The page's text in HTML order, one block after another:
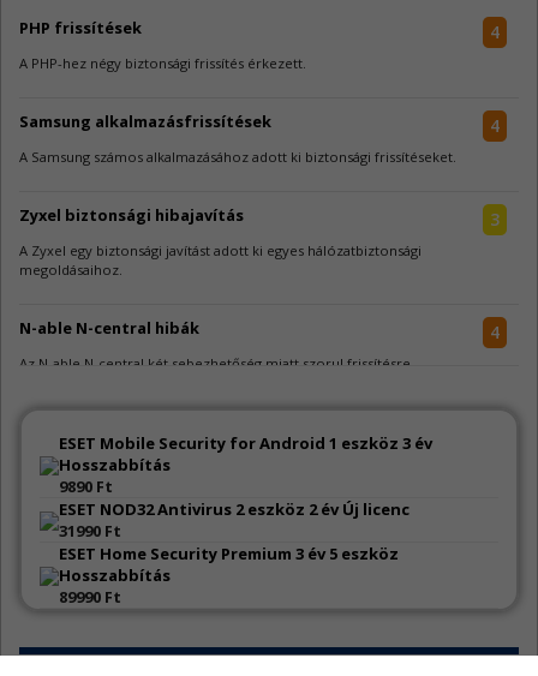
4
PHP frissítések
A PHP-hez négy biztonsági frissítés érkezett.
4
Samsung alkalmazásfrissítések
A Samsung számos alkalmazásához adott ki biztonsági frissítéseket.
3
Zyxel biztonsági hibajavítás
A Zyxel egy biztonsági javítást adott ki egyes hálózatbiztonsági
megoldásaihoz.
4
N-able N-central hibák
Az N-able N-central két sebezhetőség miatt szorul frissítésre.
A Go jelentős mennyiségű sebezhetőség miatt kapott frissítést.
WeeChat sebezhetőségek
A WeeChat kapcsán három biztonsági hiba látott napvilágot.
AutoCAD sebezhetőségek
Az Autodesk AutoCAD szoftverek három biztonsági javítást kaptak.
ESET Mobile Security for Android 1 eszköz 3 év
Hosszabbítás
9890 Ft
ESET NOD32 Antivirus 2 eszköz 2 év Új licenc
31990 Ft
ESET Home Security Premium 3 év 5 eszköz
Hosszabbítás
89990 Ft